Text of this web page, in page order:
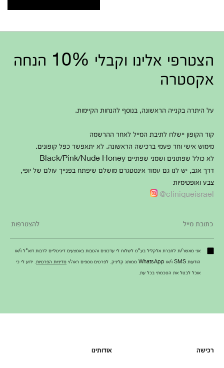
הצטרפי אלינו וקבלי 10% הנחה
אקסטרה
על היתרה בקנייה הראשונה, בנוסף להנחות הקיימות.
קוד הקופון יישלח לתיבת המייל לאחר ההרשמה
מימוש אישי וחד פעמי ברכישה הראשונה. לא יתאפשר כפל קופונים.
לא כולל שפתונים ושמני שפתיים Black/Pink/Nude Honey
דרך אגב, יש לנו גם עמוד אינסטגרם מושלם שיפתח בפנייך עולם של יופי,
צבע ואופטימיות
cliniqueisrael@
אני מאשר/ת לחברת אלקליל בע"מ לשלוח לי עדכונים והטבות באמצעים דיגיטליים לרבות דוא"ל ו/או
הודעות SMS ו/או WhatsApp ממותג קליניק. לפרטים נוספים ראה/י
מדיניות הפרטיות . ידוע לי כי
אוכל לבטל את הסכמתי בכל עת.
רכישה אודותינו